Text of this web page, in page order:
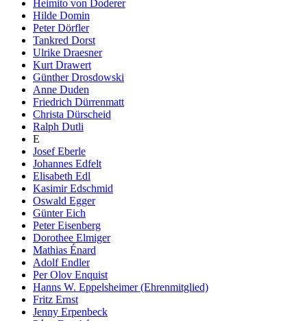
Heimito von Doderer
Hilde Domin
Peter Dörfler
Tankred Dorst
Ulrike Draesner
Kurt Drawert
Günther Drosdowski
Anne Duden
Friedrich Dürrenmatt
Christa Dürscheid
Ralph Dutli
E
Josef Eberle
Johannes Edfelt
Elisabeth Edl
Kasimir Edschmid
Oswald Egger
Günter Eich
Peter Eisenberg
Dorothee Elmiger
Mathias Énard
Adolf Endler
Per Olov Enquist
Hanns W. Eppelsheimer (Ehrenmitglied)
Fritz Ernst
Jenny Erpenbeck